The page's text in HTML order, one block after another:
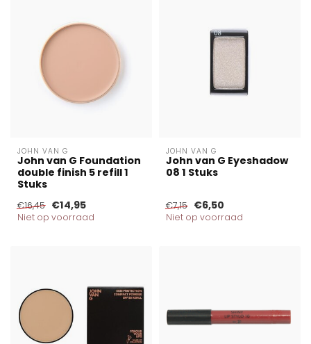
JOHN VAN G
John van G Foundation
double finish 5 refill 1
Stuks
€16,45 €14,95
Niet op voorraad
JOHN VAN G
John van G Eyeshadow
08 1 Stuks
€7,15 €6,50
Niet op voorraad